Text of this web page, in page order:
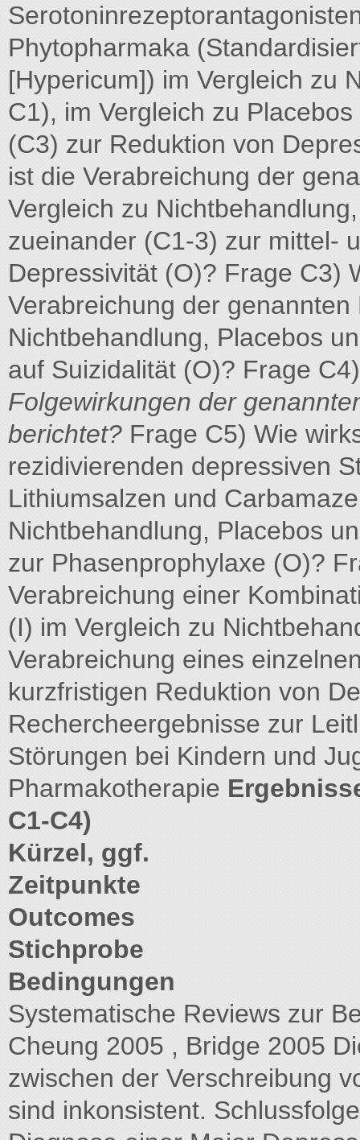
Phytopharmaka
[Hypericum]) im Vergleich zu
C1), im Vergleich zu
(C3) zur Reduktion von
ist die Verabreichung der
Vergleich zu
zueinander (C1-3) zur mittel-
Depressivität (O)? Frage C3)
Verabreichung der
Nichtbehandlung, Placebos
auf Suizidalität (O)? Frage
Folgewirkungen der
berichtet? Frage C5) Wie
rezidivierenden depressiven
Lithiumsalzen und
Nichtbehandlung, Placebos
zur Phasenprophylaxe (O)?
Verabreichung einer
(I) im Vergleich zu
Verabreichung eines
kurzfristigen Reduktion von
Rechercheergebnisse zur
Störungen bei Kindern und
Pharmakotherapie
C1-C4)
Kürzel, ggf.
Zeitpunkte
Outcomes
Stichprobe
Bedingungen
Systematische Reviews zur
Cheung 2005 , Bridge 2005
zwischen der Verschreibung
sind inkonsistent.